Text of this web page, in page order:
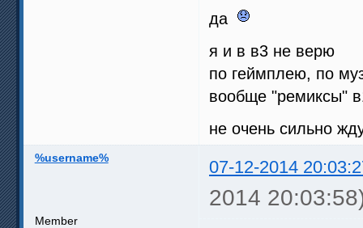
да
я и в в3 не верю
по геймплею, по
вообще "ремиксы"
не очень сильно
%username% 07-12-2014
2014
Member